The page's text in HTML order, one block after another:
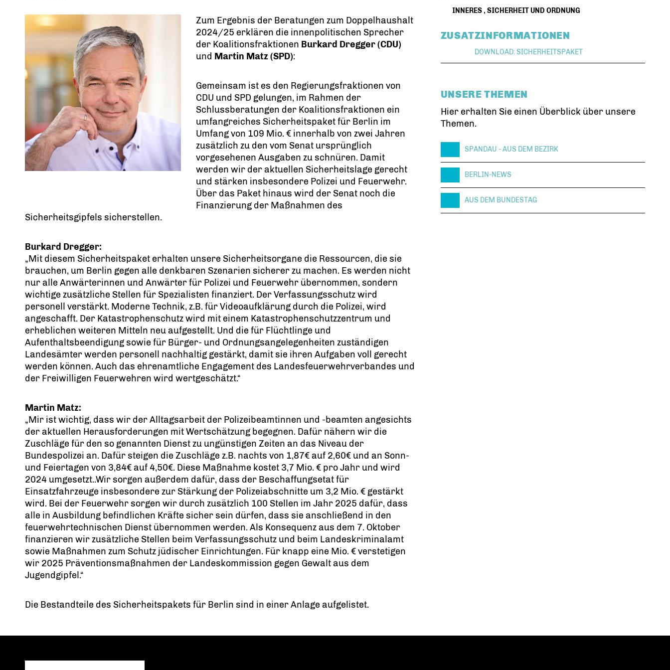
Zum Ergebnis der Beratungen zum Doppelhaushalt
2024/25 erklären die innenpolitischen Sprecher
der Koalitionsfraktionen Burkard Dregger (CDU)
und Martin Matz (SPD):
Gemeinsam ist es den Regierungsfraktionen von
CDU und SPD gelungen, im Rahmen der
Schlussberatungen der Koalitionsfraktionen ein
umfangreiches Sicherheitspaket für Berlin im
Umfang von 109 Mio. € innerhalb von zwei Jahren
zusätzlich zu den vom Senat ursprünglich
vorgesehenen Ausgaben zu schnüren. Damit
werden wir der aktuellen Sicherheitslage gerecht
und stärken insbesondere Polizei und Feuerwehr.
Über das Paket hinaus wird der Senat noch die
Finanzierung der Maßnahmen des
Sicherheitsgipfels sicherstellen.
Burkard Dregger:
Mit diesem Sicherheitspaket erhalten unsere Sicherheitsorgane die Ressourcen, die sie
brauchen, um Berlin gegen alle denkbaren Szenarien sicherer zu machen. Es werden nicht
nur alle Anwärterinnen und Anwärter für Polizei und Feuerwehr übernommen, sondern
wichtige zusätzliche Stellen für Spezialisten finanziert. Der Verfassungsschutz wird
personell verstärkt. Moderne Technik, z.B. für Videoaufklärung durch die Polizei, wird
angeschafft. Der Katastrophenschutz wird mit einem Katastrophenschutzzentrum und
erheblichen weiteren Mitteln neu aufgestellt. Und die für Flüchtlinge und
Aufenthaltsbeendigung sowie für Bürger- und Ordnungsangelegenheiten zuständigen
Landesämter werden personell nachhaltig gestärkt, damit sie ihren Aufgaben voll gerecht
werden können. Auch das ehrenamtliche Engagement des Landesfeuerwehrverbandes und
der Freiwilligen Feuerwehren wird wertgeschätzt.“
Martin Matz:
Mir ist wichtig, dass wir der Alltagsarbeit der Polizeibeamtinnen und -beamten angesichts
der aktuellen Herausforderungen mit Wertschätzung begegnen. Dafür nähern wir die
Zuschläge für den so genannten Dienst zu ungünstigen Zeiten an das Niveau der
Bundespolizei an. Dafür steigen die Zuschläge z.B. nachts von 1,87€ auf 2,60€ und an Sonn-
und Feiertagen von 3,84€ auf 4,50€. Diese Maßnahme kostet 3,7 Mio. € pro Jahr und wird
2024 umgesetzt..Wir sorgen außerdem dafür, dass der Beschaffungsetat für
Einsatzfahrzeuge insbesondere zur Stärkung der Polizeiabschnitte um 3,2 Mio. € gestärkt
wird. Bei der Feuerwehr sorgen wir durch zusätzlich 100 Stellen im Jahr 2025 dafür, dass
alle in Ausbildung befindlichen Kräfte sicher sein dürfen, dass sie anschließend in den
feuerwehrtechnischen Dienst übernommen werden. Als Konsequenz aus dem 7. Oktober
finanzieren wir zusätzliche Stellen beim Verfassungsschutz und beim Landeskriminalamt
sowie Maßnahmen zum Schutz jüdischer Einrichtungen. Für knapp eine Mio. € verstetigen
wir 2025 Präventionsmaßnahmen der Landeskommission gegen Gewalt aus dem
Jugendgipfel.“
Die Bestandteile des Sicherheitspakets für Berlin sind in einer Anlage aufgelistet.
INNERES,SICHERHEIT UND ORDNUNG
ZUSATZINFORMATIONEN
DOWNLOAD: SICHERHEITSPAKET
UNSERE THEMEN
Hier erhalten Sie einen Überblick über unsere
Themen.
SPANDAU - AUS DEM BEZIRK
BERLIN-NEWS
AUS DEM BUNDESTAG